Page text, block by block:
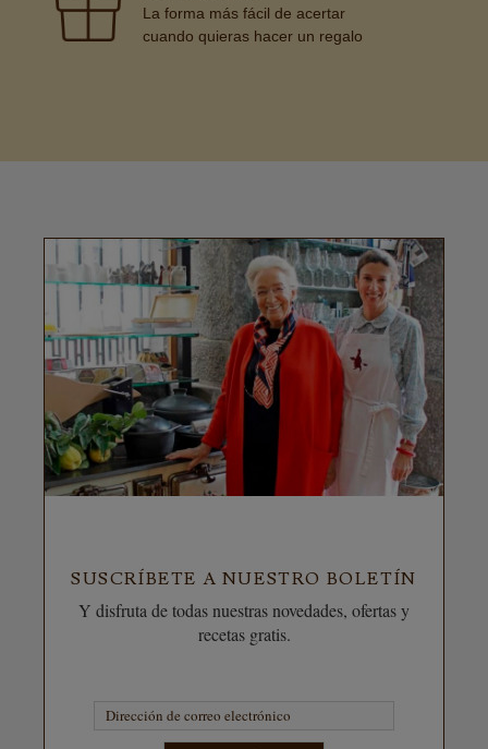
La forma más fácil de acertar
cuando quieras hacer un regalo
SUSCRÍBETE A NUESTRO BOLETÍN
Y disfruta de todas nuestras novedades, ofertas y
recetas gratis.